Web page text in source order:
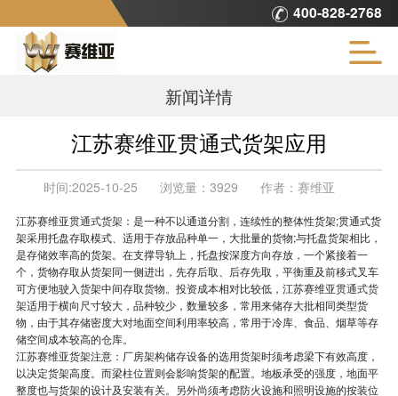
400-828-2768
新闻详情
江苏赛维亚贯通式货架应用
时间:2025-10-25 浏览量： 3929 作者： 赛维亚
江苏赛维亚贯通式货架：是一种不以通道分割，连续性的整体性货架;贯通式货
架采用托盘存取模式、适用于存放品种单一，大批量的货物;与托盘货架相比，
是存储效率高的货架。在支撑导轨上，托盘按深度方向存放，一个紧接着一
个，货物存取从货架同一侧进出，先存后取、后存先取，平衡重及前移式叉车
可方便地驶入货架中间存取货物。投资成本相对比较低， 江苏赛维亚贯通式货
架适用于横向尺寸较大，品种较少，数量较多，常用来储存大批相同类型货
物，由于其存储密度大对地面空间利用率较高，常用于冷库、食品、烟草等存
储空间成本较高的仓库。
江苏赛维亚货架注意：厂房架构储存设备的选用货架时须考虑梁下有效高度，
以决定货架高度。而梁柱位置则会影响货架的配置。地板承受的强度，地面平
整度也与货架的设计及安装有关。另外尚须考虑防火设施和照明设施的按装位